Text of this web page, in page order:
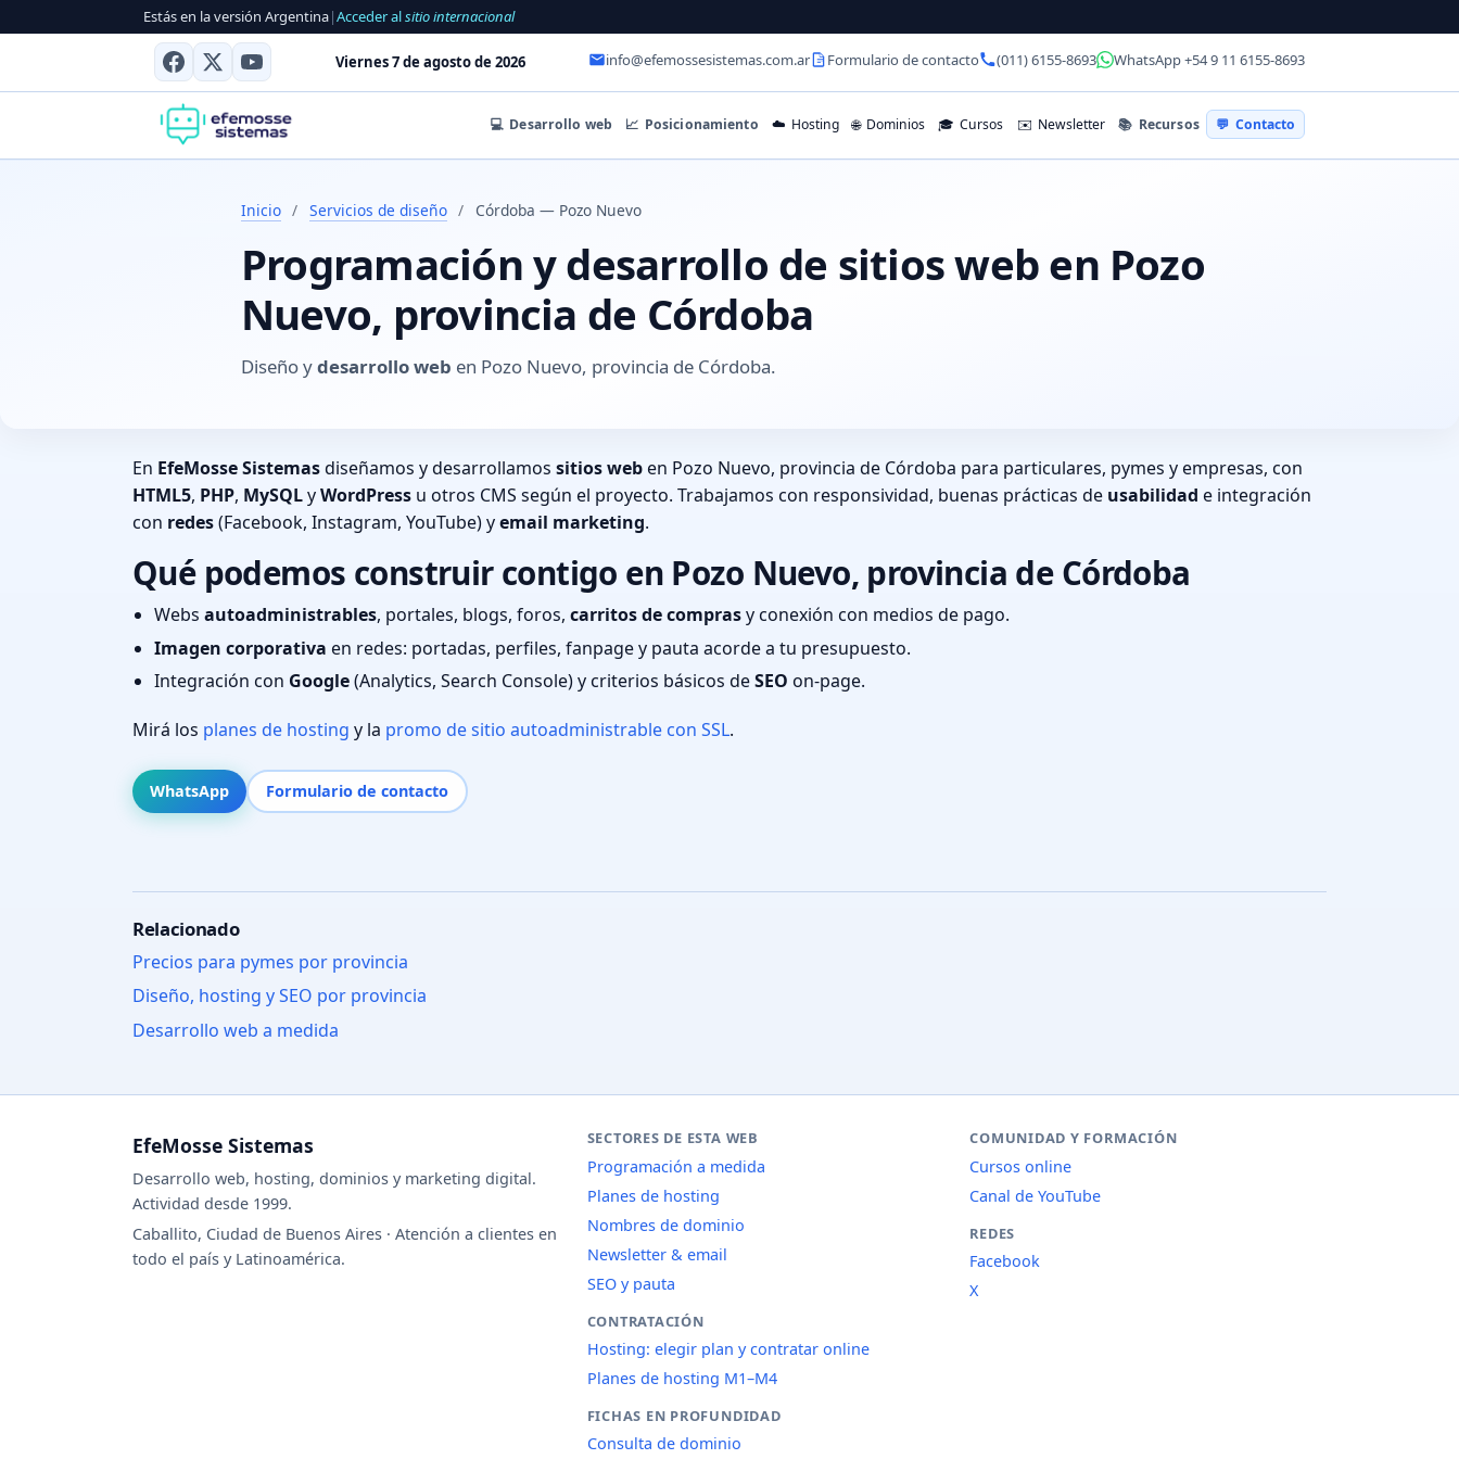
Estás en la versión Argentina|Acceder alsitio internacional
Viernes 7 de agosto de 2026 info@efemossesistemas.com.ar Formulario de contacto (011) 6155-8693 WhatsApp +54 9 11 6155-8693
💻 Desarrollo web 📈 Posicionamiento ☁️ Hosting 🌐 Dominios 🎓 Cursos ✉️ Newsletter 📚 Recursos 💬 Contacto
Inicio / Servicios de diseño / Córdoba — Pozo Nuevo
Programación y desarrollo de sitios web en Pozo
Nuevo, provincia de Córdoba
Diseño ydesarrollo web en Pozo Nuevo, provincia de Córdoba.
En EfeMosse Sistemasdiseñamos y desarrollamos sitios weben Pozo Nuevo, provincia de Córdoba para particulares, pymes y empresas, con
HTML5, PHP, MySQLyWordPress u otros CMS según el proyecto. Trabajamos con responsividad, buenas prácticas de usabilidad e integración
con redes(Facebook, Instagram, YouTube) yemail marketing.
Qué podemos construir contigo en Pozo Nuevo, provincia de Córdoba
Webs autoadministrables, portales, blogs, foros, carritos de comprasy conexión con medios de pago.
Imagen corporativa en redes: portadas, perfiles, fanpage y pauta acorde a tu presupuesto.
Integración con Google(Analytics, Search Console) y criterios básicos deSEO on-page.
Mirá los planes de hosting y la promo de sitio autoadministrable con SSL.
WhatsApp Formulario de contacto
Relacionado
Precios para pymes por provincia
Diseño, hosting y SEO por provincia
Desarrollo web a medida
EfeMosse Sistemas
Desarrollo web, hosting, dominios y marketing digital.
Actividad desde 1999.
Caballito, Ciudad de Buenos Aires · Atención a clientes en
todo el país y Latinoamérica.
SECTORES DE ESTA WEB
Programación a medida
Planes de hosting
Nombres de dominio
Newsletter & email
SEO y pauta
CONTRATACIÓN
Hosting: elegir plan y contratar online
Planes de hosting M1–M4
FICHAS EN PROFUNDIDAD
Consulta de dominio
COMUNIDAD Y FORMACIÓN
Cursos online
Canal de YouTube
REDES
Facebook
X